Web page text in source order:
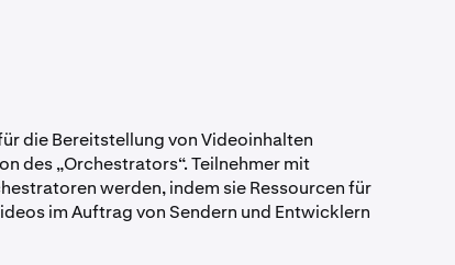
die Bereitstellung von Videoinhalten
des „Orchestrators“. Teilnehmer mit
werden, indem sie Ressourcen für
im Auftrag von Sendern und Entwicklern